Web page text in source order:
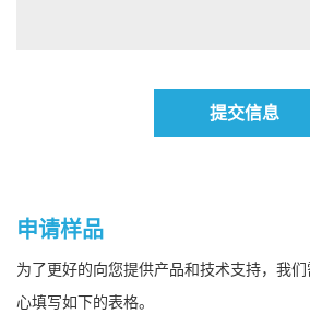
提交信息
申请样品
为了更好的向您提供产品和技术支持，我
心填写如下的表格。